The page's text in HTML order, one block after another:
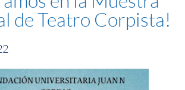
de Teatro Corpista!